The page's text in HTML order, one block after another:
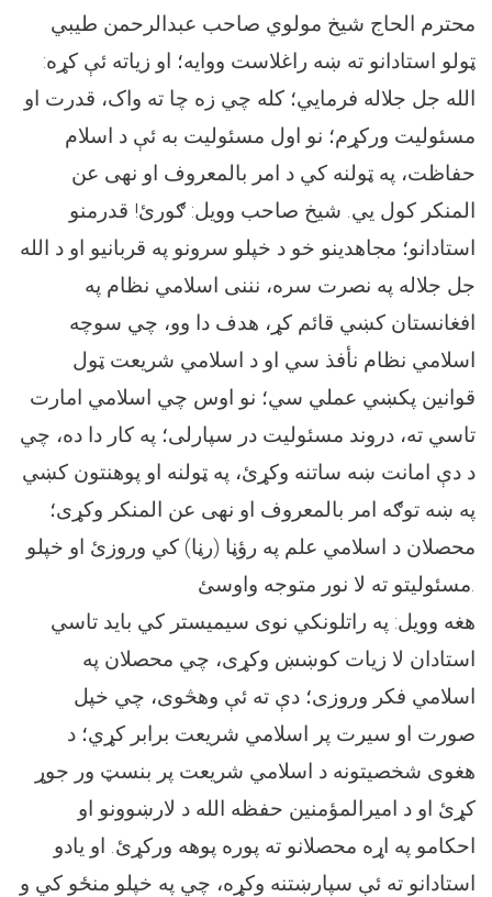
محترم الحاج شيخ مولوي صاحب عبدالرحمن طیبي
ټولو استادانو ته ښه راغلاست ووایه؛ او زياته ئې کړه:
الله جل جلاله فرمایي؛ کله چي زه چا ته واک، قدرت او
مسئولیت ورکړم؛ نو اول مسئولیت به ئې د اسلام
حفاظت، په ټولنه کي د امر بالمعروف او نهی عن
المنکر کول يي. شيخ صاحب وویل: ګورئ! قدرمنو
استادانو؛ مجاهدینو خو د خپلو سرونو په قربانیو او د الله
جل جلاله په نصرت سره، نننی اسلامي نظام په
افغانستان کښي قائم کړ، هدف دا وو، چي سوچه
اسلامي نظام نأفذ سي او د اسلامي شریعت ټول
قوانين پکښي عملي سي؛ نو اوس چي اسلامي امارت
تاسي ته، دروند مسئولیت در سپارلی؛ په کار دا ده، چي
د دې امانت ښه ساتنه وکړئ، په ټولنه او پوهنتون کښي
په ښه توګه امر بالمعروف او نهی عن المنکر وکړى؛
محصلان د اسلامي علم په رؤڼا (رڼا) کي وروزئ او خپلو
مسئولیتو ته لا نور متوجه واوسئ.
هغه وویل: په راتلونکي نوی سيميستر کي باید تاسي
استادان لا زیات کوښښ وکړى، چي محصلان په
اسلامي فکر وروزى؛ دې ته ئې وهڅوى، چي خپل
صورت او سیرت پر اسلامي شريعت برابر کړي؛ د
هغوی شخصیتونه د اسلامي شریعت پر بنسټ ور جوړ
کړئ او د امیرالمؤمنین حفظه الله د لارښوونو او
احکامو په اړه محصلانو ته پوره پوهه ورکړئ. او يادو
استادانو ته ئې سپارښتنه وکړه، چي په خپلو منځو کي و